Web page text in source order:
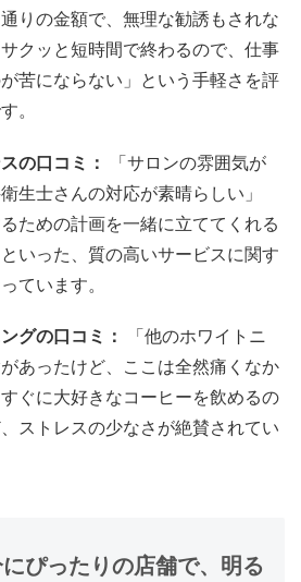
りの金額で、無理な勧誘もされな
クッと短時間で終わるので、仕事
苦にならない」という手軽さを評
。
の口コミ：
「サロンの雰囲気が
生士さんの対応が素晴らしい」
るための計画を一緒に立ててくれる
いった、質の高いサービスに関す
ています。
グの口コミ：
「他のホワイトニ
あったけど、ここは全然痛くなか
ぐに大好きなコーヒーを飲めるの
ストレスの少なさが絶賛されてい
ぴったりの店舗で、明る